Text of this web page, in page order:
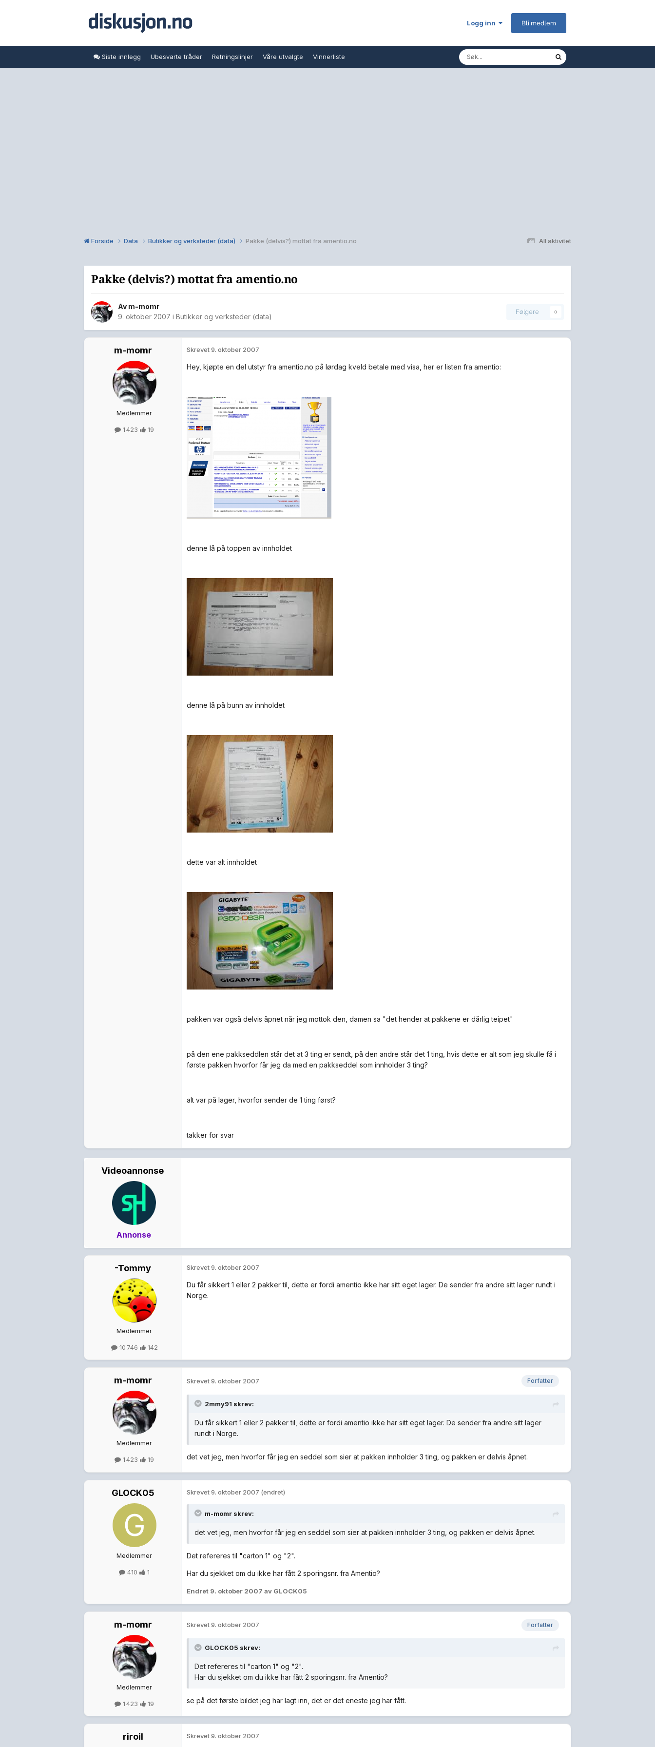
Logg inn Bli medlem
Siste innlegg Ubesvarte tråder Retningslinjer Våre utvalgte Vinnerliste
All aktivitet
Forside Data Butikker og verksteder (data) Pakke (delvis?) mottat fra amentio.no
Pakke (delvis?) mottat fra amentio.no
Av m-momr
9. oktober 2007 i Butikker og verksteder (data)
Følgere 0
m-momr
Medlemmer
1 423 19
Skrevet9. oktober 2007
Hey, kjøpte en del utstyr fra amentio.no på lørdag kveld betale med visa, her er listen fra amentio:
denne lå på toppen av innholdet
denne lå på bunn av innholdet
dette var alt innholdet
pakken var også delvis åpnet når jeg mottok den, damen sa "det hender at pakkene er dårlig teipet"
på den ene pakkseddlen står det at 3 ting er sendt, på den andre står det 1 ting, hvis dette er alt som jeg skulle få i
første pakken hvorfor får jeg da med en pakkseddel som innholder 3 ting?
alt var på lager, hvorfor sender de 1 ting først?
takker for svar
Videoannonse
Annonse
-Tommy
Medlemmer
10 746 142
Skrevet9. oktober 2007
Du får sikkert 1 eller 2 pakker til, dette er fordi amentio ikke har sitt eget lager. De sender fra andre sitt lager rundt i
Norge.
m-momr
Medlemmer
1 423 19
Forfatter
Skrevet9. oktober 2007
2mmy91 skrev:
Du får sikkert 1 eller 2 pakker til, dette er fordi amentio ikke har sitt eget lager. De sender fra andre sitt lager
rundt i Norge.
det vet jeg, men hvorfor får jeg en seddel som sier at pakken innholder 3 ting, og pakken er delvis åpnet.
GLOCK05
Medlemmer
410 1
Skrevet9. oktober 2007 (endret)
m-momr skrev:
det vet jeg, men hvorfor får jeg en seddel som sier at pakken innholder 3 ting, og pakken er delvis åpnet.
Det refereres til "carton 1" og "2".
Har du sjekket om du ikke har fått 2 sporingsnr. fra Amentio?
Endret 9. oktober 2007 av GLOCK05
m-momr
Medlemmer
1 423 19
Forfatter
Skrevet9. oktober 2007
GLOCK05 skrev:
Det refereres til "carton 1" og "2".
Har du sjekket om du ikke har fått 2 sporingsnr. fra Amentio?
se på det første bildet jeg har lagt inn, det er det eneste jeg har fått.
riroil Skrevet9. oktober 2007